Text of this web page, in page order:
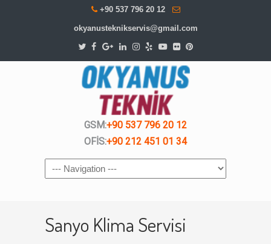
+90 537 796 20 12
okyanusteknikservis@gmail.com
GSM:+90 537 796 20 12
OFİS:+90 212 451 01 34
Navigation
Sanyo Klima Servisi